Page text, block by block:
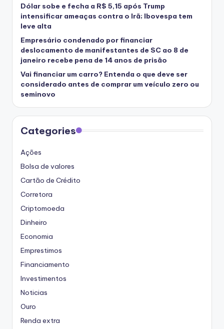
Dólar sobe e fecha a R$ 5,15 após Trump
intensificar ameaças contra o Irã; Ibovespa tem
leve alta
Empresário condenado por financiar
deslocamento de manifestantes de SC ao 8 de
janeiro recebe pena de 14 anos de prisão
Vai financiar um carro? Entenda o que deve ser
considerado antes de comprar um veículo zero ou
seminovo
Categories
Ações
Bolsa de valores
Cartão de Crédito
Corretora
Criptomoeda
Dinheiro
Economia
Emprestimos
Financiamento
Investimentos
Noticias
Ouro
Renda extra